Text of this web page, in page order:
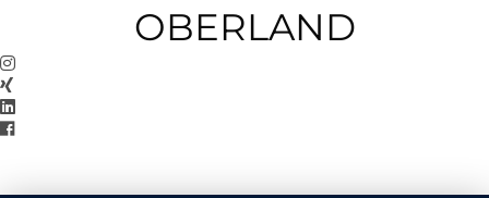
OBERLAND